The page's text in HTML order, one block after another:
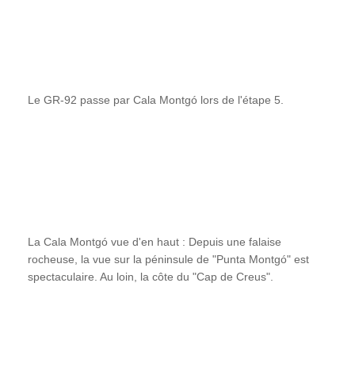
Le GR-92 passe par Cala Montgó lors de l'étape 5.
La Cala Montgó vue d'en haut : Depuis une falaise
rocheuse, la vue sur la péninsule de "Punta Montgó" est
spectaculaire. Au loin, la côte du "Cap de Creus".